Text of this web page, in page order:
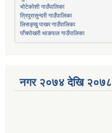
भोटेकोशी गाउँपालिका
त्रिपुरासुन्दरी गाउँपालिका
लिसङ्खु पाखर गाउँपालिका
पाँचपोखरी थाङपाल गाउँपालिका
नगर २०७४ देखि २०७८